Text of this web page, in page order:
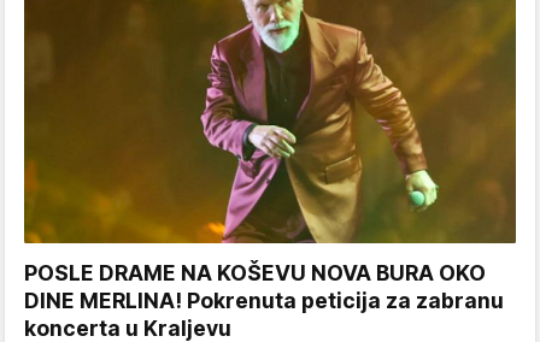
POSLE DRAME NA KOŠEVU NOVA BURA OKO
DINE MERLINA! Pokrenuta peticija za zabranu
koncerta u Kraljevu